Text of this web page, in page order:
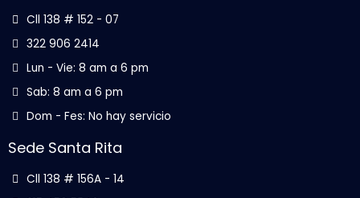
Cll 138 # 152 - 07
322 906 2414
Lun - Vie: 8 am a 6 pm
Sab: 8 am a 6 pm
Dom - Fes: No hay servicio
Sede Santa Rita
Cll 138 # 156A - 14